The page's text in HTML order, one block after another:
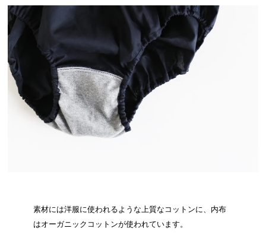
素材には洋服に使われるような上質なコットンに、内布
はオーガニックコットンが使われています。